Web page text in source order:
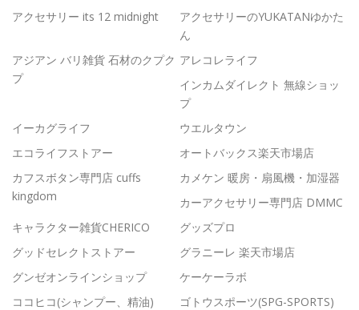
アクセサリー its 12 midnight
アクセサリーのYUKATANゆかた
ん
アジアン バリ雑貨 石材のクプク
プ
アレコレライフ
インカムダイレクト 無線ショッ
プ
イーカグライフ
ウエルタウン
エコライフストアー
オートバックス楽天市場店
カフスボタン専門店 cuffs
kingdom
カメケン 暖房・扇風機・加湿器
カーアクセサリー専門店 DMMC
キャラクター雑貨CHERICO
グッズプロ
グッドセレクトストアー
グラニーレ 楽天市場店
グンゼオンラインショップ
ケーケーラボ
ココヒコ(シャンプー、精油)
ゴトウスポーツ(SPG-SPORTS)